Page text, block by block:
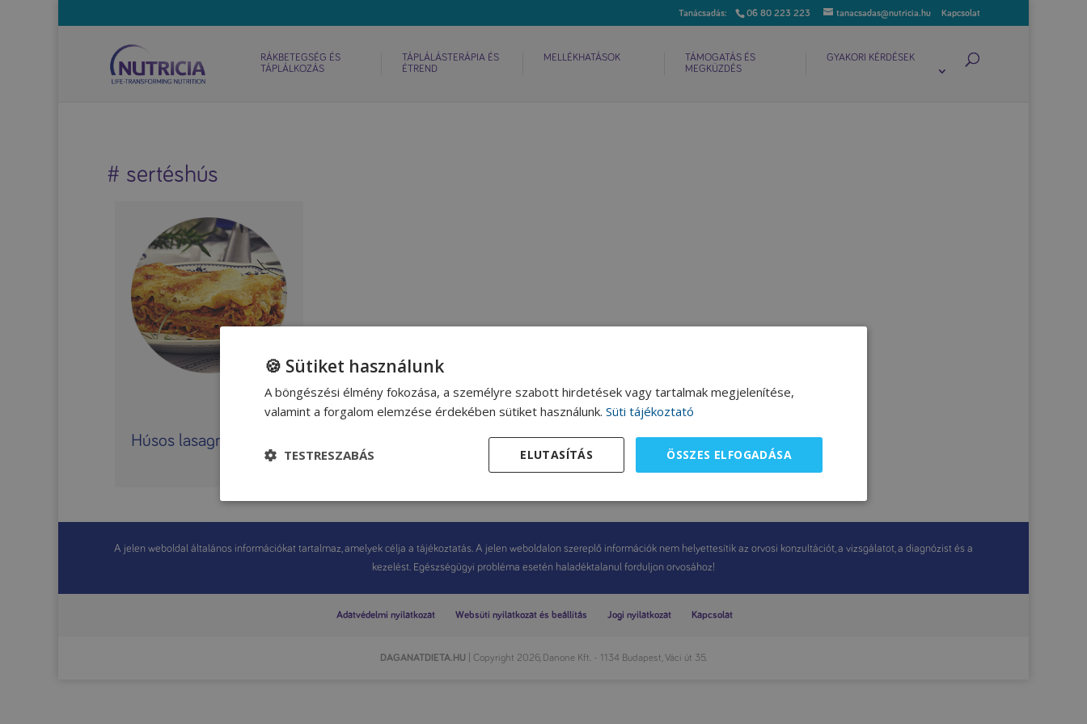
06 80 223 223 tanacsadas@nutricia.hu Kapcsolat
RÁKBETEGSÉG ÉS
TÁPLÁLKOZÁS
TÁPLÁLÁSTERÁPIA ÉS
ÉTREND
MELLÉKHATÁSOK
TÁMOGATÁS ÉS
MEGKÜZDÉS
GYAKORI KÉRDÉSEK
# sertéshús
Húsos lasagne
A jelen weboldal általános információkat tartalmaz, amelyek célja a tájékoztatás. A jelen weboldalon szereplő információk nem helyettesítik az orvosi konzultációt, a vizsgálatot, a diagnózist és a
kezelést. Egészségügyi probléma esetén haladéktalanul forduljon orvosához!
Adatvédelmi nyilatkozat Websüti nyilatkozat és beállítás Jogi nyilatkozat Kapcsolat
DAGANATDIETA.HU | Copyright 2026, Danone Kft. - 1134 Budapest, Váci út 35.
🍪 Sütiket használunk
A böngészési élmény fokozása, a személyre szabott hirdetések vagy tartalmak megjelenítése,
valamint a forgalom elemzése érdekében sütiket használunk. Süti tájékoztató
ÖSSZES ELFOGADÁSA
ELUTASÍTÁS
TESTRESZABÁS